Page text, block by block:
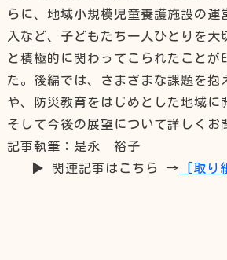
らに、地域小規模児童養護施設の運
入など、子どもたち一人ひとりを大
と積極的に関わってこられたことが
た。後編では、さまざまな課題を抱
や、防災教育をはじめとした地域に
そして今後の展望について詳しくお
記事執筆：是永 裕子
▶ 関連記事はこちら → [取り